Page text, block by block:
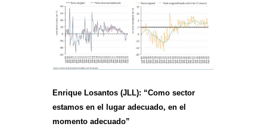
Enrique Losantos (JLL): “Como sector
estamos en el lugar adecuado, en el
momento adecuado”